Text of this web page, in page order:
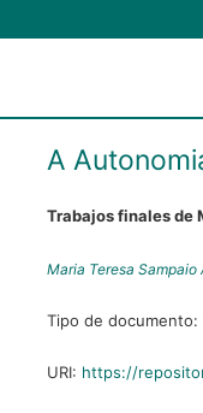
A
Trabajos finales de
Maria Teresa Sampaio
Tipo de documento:
URI: https://